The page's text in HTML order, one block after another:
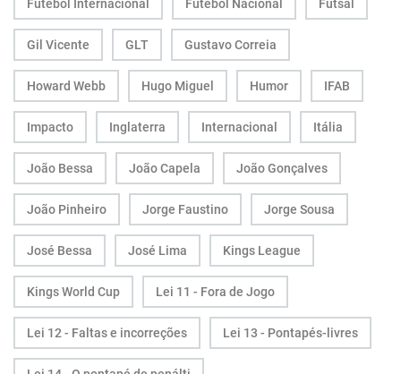
Futebol Internacional Futebol Nacional Futsal
Gil Vicente GLT Gustavo Correia
Howard Webb Hugo Miguel Humor IFAB
Impacto Inglaterra Internacional Itália
João Bessa João Capela João Gonçalves
João Pinheiro Jorge Faustino Jorge Sousa
José Bessa José Lima Kings League
Kings World Cup Lei 11 - Fora de Jogo
Lei 12 - Faltas e incorreções Lei 13 - Pontapés-livres